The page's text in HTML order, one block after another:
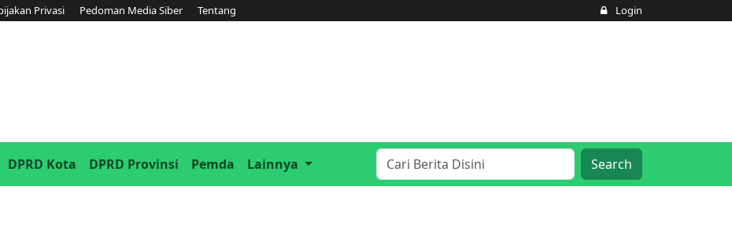
Privasi Pedoman Media Siber Tentang Login
DPRD Kota DPRD Provinsi Pemda Lainnya Search